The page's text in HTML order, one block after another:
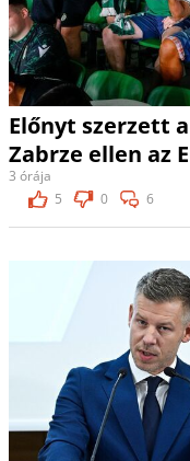
Előnyt szerzett
Zabrze ellen az
3 órája
5
0 6